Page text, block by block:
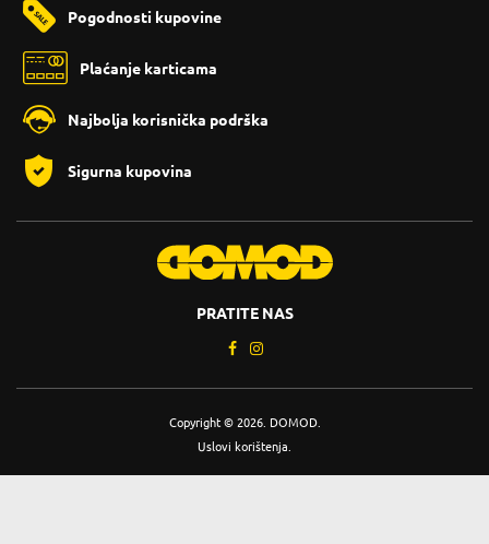
Pogodnosti kupovine
Plaćanje karticama
Najbolja korisnička podrška
Sigurna kupovina
PRATITE NAS
Copyright © 2026. DOMOD.
Uslovi korištenja